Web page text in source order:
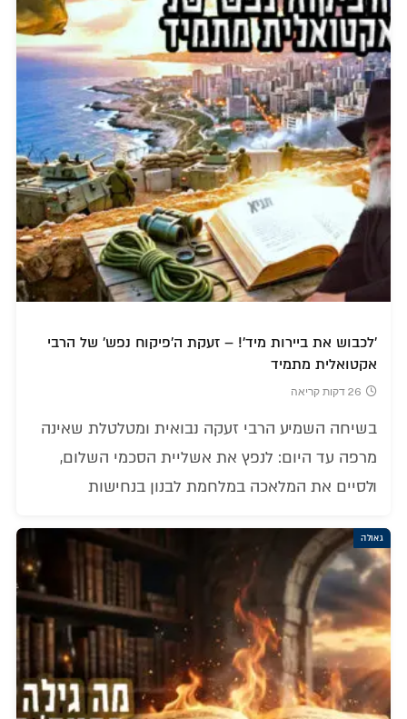
'לכבוש את ביירות מיד'! – זעקת ה'פיקוח נפש' של הרבי
אקטואלית מתמיד
26 דקות קריאה
בשיחה השמיע הרבי זעקה נבואית ומטלטלת שאינה
מרפה עד היום: לנפץ את אשליית הסכמי השלום,
ולסיים את המלאכה במלחמת לבנון בנחישות
גאולה